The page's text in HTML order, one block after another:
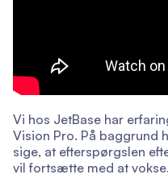
Vi hos JetBase har
Vision Pro. På baggrund
sige, at efterspørgslen
vil fortsætte med at vokse.